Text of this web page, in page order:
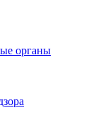
органы